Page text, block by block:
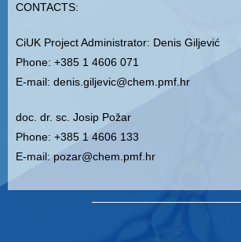
CONTACTS:
CiUK Project Administrator: Denis Giljević
Phone: +385 1 4606 071
E-mail: denis.giljevic@chem.pmf.hr
doc. dr. sc. Josip Požar
Phone: +385 1 4606 133
E-mail: pozar@chem.pmf.hr